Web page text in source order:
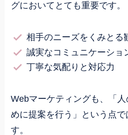
グにおいてとても重要です。
相手のニーズをくみとる
誠実なコミュニケーショ
丁寧な気配りと対応力
Webマーケティングも、「
めに提案を行う」という点で
す。